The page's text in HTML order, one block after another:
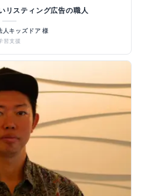
リスティング広告の職人
人キッズドア 様
習支援